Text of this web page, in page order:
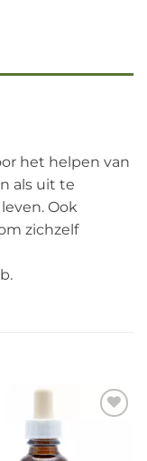
het helpen van
als uit te
Ook
zichzelf